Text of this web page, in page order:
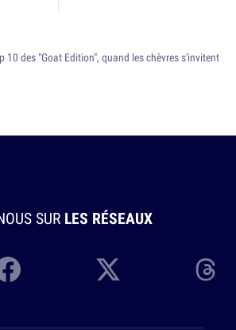
10 des "Goat Edition", quand les chèvres s'invitent
SUR LES RÉSEAUX